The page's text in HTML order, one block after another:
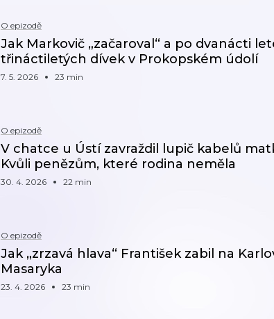
O epizodě
Jak Markovič „začaroval“ a po dvanácti
třináctiletých dívek v Prokopském údolí
7. 5. 2026 23 min
O epizodě
V chatce u Ústí zavraždil lupič kabelů
Kvůli penězům, které rodina neměla
30. 4. 2026 22 min
O epizodě
Jak „zrzavá hlava“ František zabil na
Masaryka
23. 4. 2026 23 min